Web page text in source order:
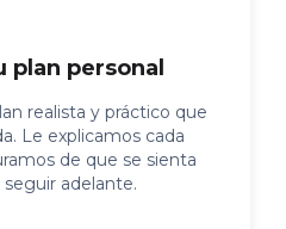
plan personal
realista y práctico que
Le explicamos cada
de que se sienta
seguir adelante.